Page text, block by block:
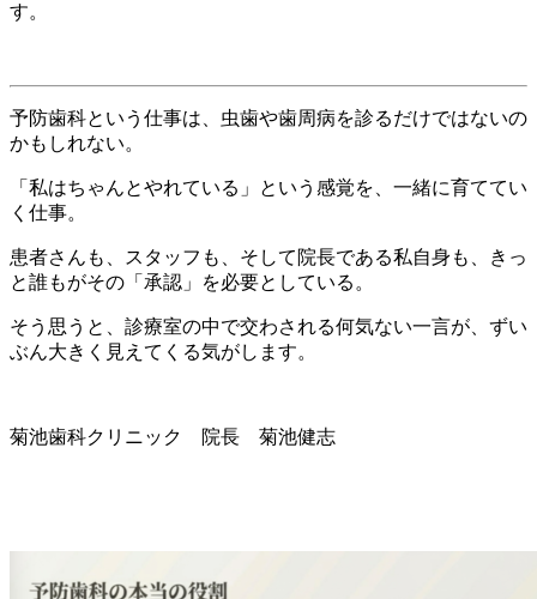
す。
予防歯科という仕事は、虫歯や歯周病を診るだけではないの
かもしれない。
「私はちゃんとやれている」という感覚を、一緒に育ててい
く仕事。
患者さんも、スタッフも、そして院長である私自身も、きっ
と誰もがその「承認」を必要としている。
そう思うと、診療室の中で交わされる何気ない一言が、ずい
ぶん大きく見えてくる気がします。
菊池歯科クリニック 院長 菊池健志